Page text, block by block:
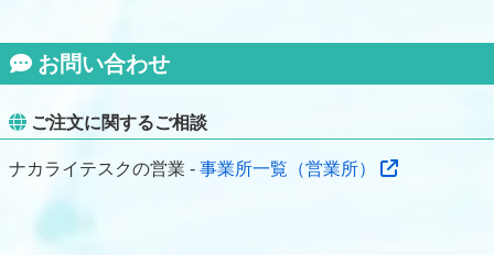
お問い合わせ
ご注文に関するご相談
ナカライテスクの営業 - 事業所一覧（営業所）